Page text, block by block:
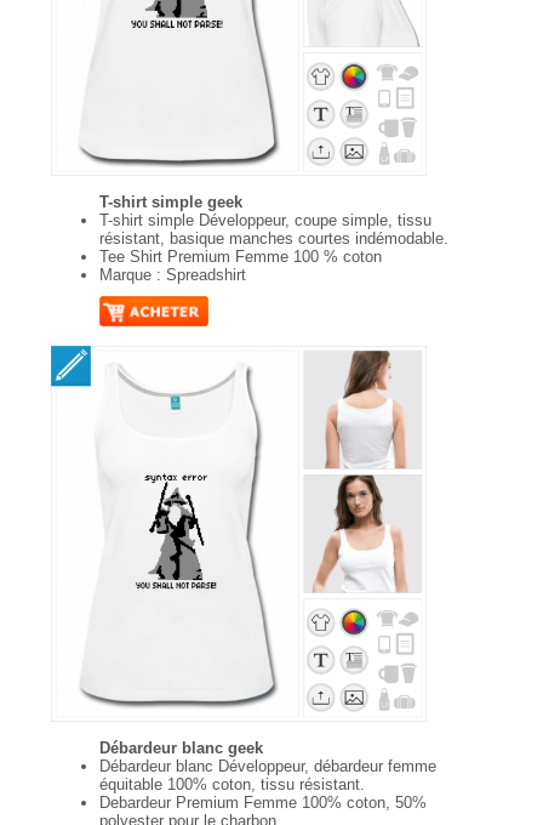
T-shirt simple geek
T-shirt simple Développeur, coupe simple, tissu
résistant, basique manches courtes indémodable.
Tee Shirt Premium Femme 100 % coton
Marque : Spreadshirt
Débardeur blanc geek
Débardeur blanc Développeur, débardeur femme
équitable 100% coton, tissu résistant.
Debardeur Premium Femme 100% coton, 50%
polyester pour le charbon